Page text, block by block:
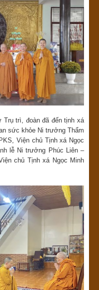
trì, đoàn đã đến tịnh xá
sức khỏe Ni trưởng Thẩm
Viện chủ Tịnh xá Ngọc
lễ Ni trưởng Phúc Liên –
chủ Tịnh xá Ngọc Minh